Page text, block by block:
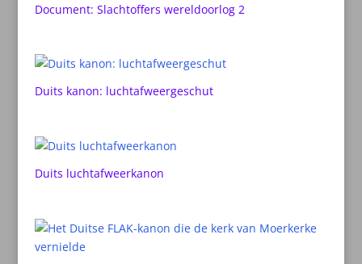
Document: Slachtoffers wereldoorlog 2
Duits kanon: luchtafweergeschut
Duits luchtafweerkanon